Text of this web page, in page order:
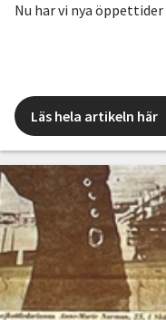
Nu har vi nya
Läs hela artikeln här